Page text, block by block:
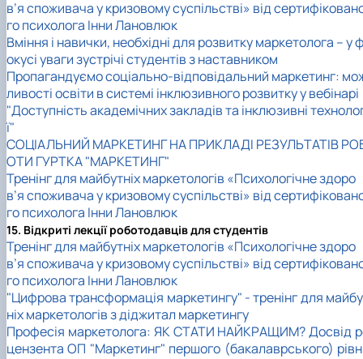
в’я споживача у кризовому суспільстві» від
го психолога Інни Лановлюк
Вміння і навички, необхідні для розвитку маркетолога – у
окусі уваги зустрічі студентів з наставником
Пропагандуємо соціально-відповідальний маркетинг:
ливості освіти в системі інклюзивного розвитку у вебінарі
"Доступність академічних закладів та інклюзивні
ї"
СОЦІАЛЬНИЙ МАРКЕТИНГ НА ПРИКЛАДІ РЕЗУЛЬТАТІВ
ОТИ ГУРТКА "МАРКЕТИНГ"
Тренінг для майбутніх маркетологів «Психологічне здоро
в’я споживача у кризовому суспільстві» від
го психолога Інни Лановлюк
15. Відкриті лекції роботодавців для студентів
Тренінг для майбутніх маркетологів «Психологічне здоро
в’я споживача у кризовому суспільстві» від
го психолога Інни Лановлюк
"Цифрова трансформація маркетингу" - тренінг для
ніх маркетологів з діджитал маркетингу
Професія маркетолога: ЯК СТАТИ НАЙКРАЩИМ? Досвід
цензента ОП "Маркетинг" першого (бакалаврського)